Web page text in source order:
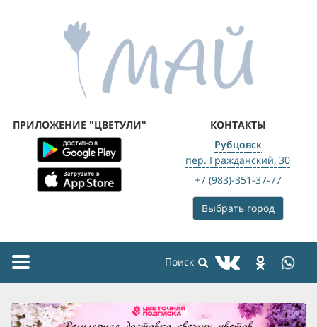
ПРИЛОЖЕНИЕ "ЦВЕТУЛИ"
КОНТАКТЫ
Рубцовск
пер. Гражданский, 30
+7 (983)-351-37-77
Выбрать город
Toggle